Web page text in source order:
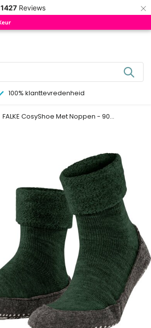
1427 Reviews ×
0
100% klanttevredenheid
FALKE CosyShoe Met Noppen - 90...